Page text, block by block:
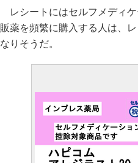
レシートにはセルフメディ
販薬を頻繁に購入する人は、
なりそうだ。